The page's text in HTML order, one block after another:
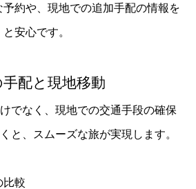
約や、現地での追加手配の情報を
安心です。
配と現地移動
でなく、現地での交通手段の確保
と、スムーズな旅が実現します。
比較